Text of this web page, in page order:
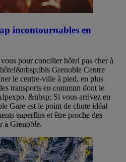
incontournables en
pour concilier hôtel pas cher à
Grenoble Centre
le centre-ville à pied, en plus
transports en commun dont le
&nbsp; Si vous arrivez en
Gare est le point de chute idéal
superflus et être proche des
à Grenoble.